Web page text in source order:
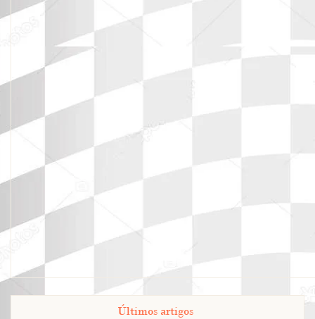
Últimos artigos